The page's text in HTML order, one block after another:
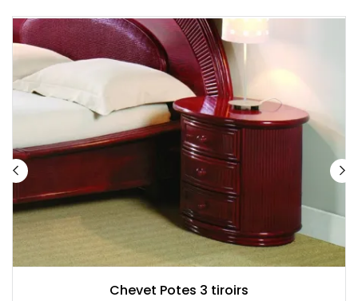
Chevet Potes 3 tiroirs